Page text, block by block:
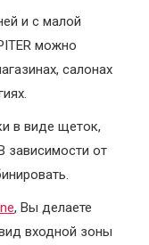
и с малой
можно
салонах
в виде щеток,
зависимости от
, Вы делаете
входной зоны